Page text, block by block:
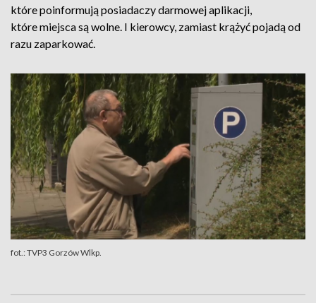
które poinformują posiadaczy darmowej aplikacji,
które miejsca są wolne. I kierowcy, zamiast krążyć pojadą od
razu zaparkować.
fot.: TVP3 Gorzów Wlkp.